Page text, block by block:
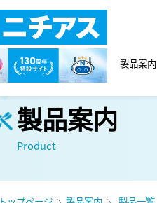
製品案内
製品案内
Product